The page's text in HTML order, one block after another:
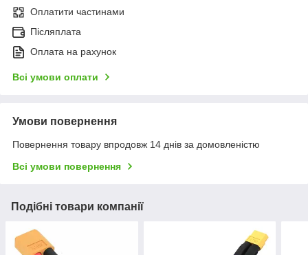
Оплатити частинами
Післяплата
Оплата на рахунок
Всі умови оплати
Умови повернення
Повернення товару впродовж 14 днів за домовленістю
Всі умови повернення
Подібні товари компанії